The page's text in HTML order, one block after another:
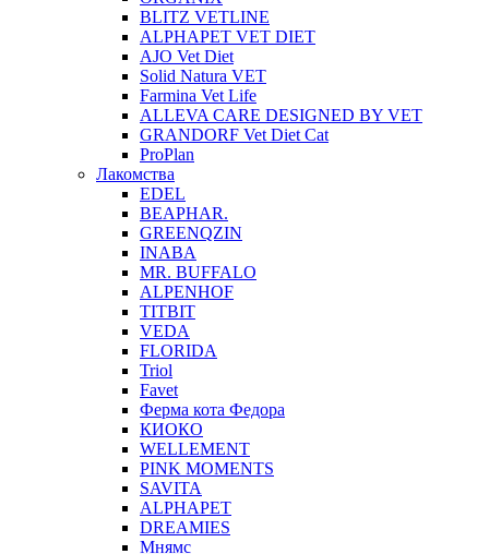
BLITZ VETLINE
ALPHAPET VET DIET
AJO Vet Diet
Solid Natura VET
Farmina Vet Life
ALLEVA CARE DESIGNED BY VET
GRANDORF Vet Diet Cat
ProPlan
Лакомства
EDEL
BEAPHAR.
GREENQZIN
INABA
MR. BUFFALO
ALPENHOF
TITBIT
VEDA
FLORIDA
Triol
Favet
Ферма кота Федора
КИОКО
WELLEMENT
PINK MOMENTS
SAVITA
ALPHAPET
DREAMIES
Мнямс